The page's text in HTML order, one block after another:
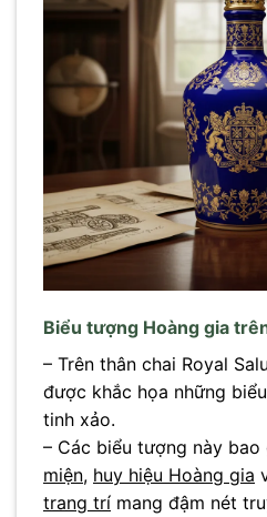
Biểu tượng Hoàng gia
– Trên thân chai Royal
được khắc họa những
tinh xảo.
– Các biểu tượng này bao
miện, huy hiệu Hoàng gia
trang trí mang đậm nét